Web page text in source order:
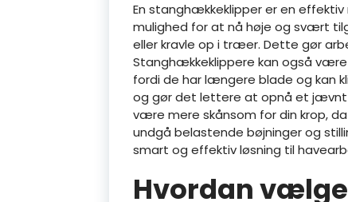
En stanghækkeklipper er en
mulighed for at nå høje og svært
eller kravle op i træer. Dette gør
Stanghækkeklippere kan også
fordi de har længere blade og kan
og gør det lettere at opnå et jævnt
være mere skånsom for din krop,
undgå belastende bøjninger og
smart og effektiv løsning til
Hvordan